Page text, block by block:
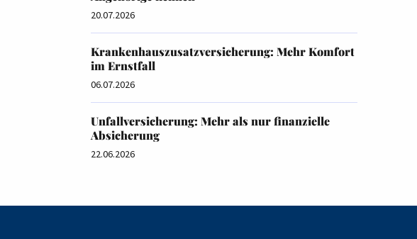
20.07.2026
Krankenhauszusatzversicherung: Mehr Komfort
im Ernstfall
06.07.2026
Unfallversicherung: Mehr als nur finanzielle
Absicherung
22.06.2026